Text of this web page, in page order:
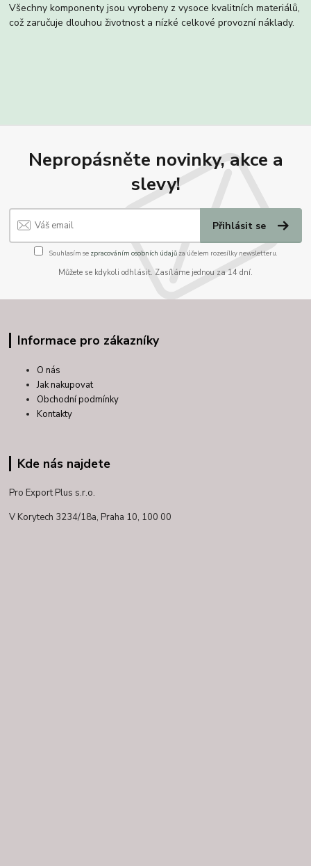
Všechny komponenty jsou vyrobeny z vysoce kvalitních materiálů,
což zaručuje dlouhou životnost a nízké celkové provozní náklady.
Nepropásněte novinky, akce a
slevy!
Přihlásit se
Souhlasím se zpracováním osobních údajůza účelem rozesílky newsletteru.
Můžete se kdykoli odhlásit. Zasíláme jednou za 14 dní.
Informace pro zákazníky
O nás
Jak nakupovat
Obchodní podmínky
Kontakty
Kde nás najdete
Pro Export Plus s.r.o.
V Korytech 3234/18a, Praha 10, 100 00